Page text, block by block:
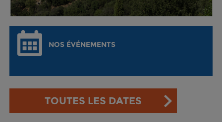
NOS ÉVÉNEMENTS
TOUTES LES DATES